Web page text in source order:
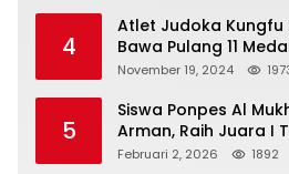
4
Atlet Judoka Kungfu
Bawa Pulang 11
Emas dan 8
November 19, 2024
5
Siswa Ponpes Al
Arman, Raih Juara I
Putra di Riau
Februari 2, 2026 1892